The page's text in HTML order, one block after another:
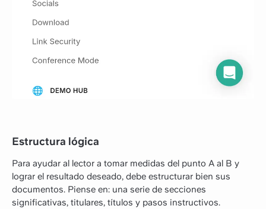
Estructura lógica
Para ayudar al lector a tomar medidas del punto A al B y
lograr el resultado deseado, debe estructurar bien sus
documentos. Piense en: una serie de secciones
significativas, titulares, títulos y pasos instructivos.